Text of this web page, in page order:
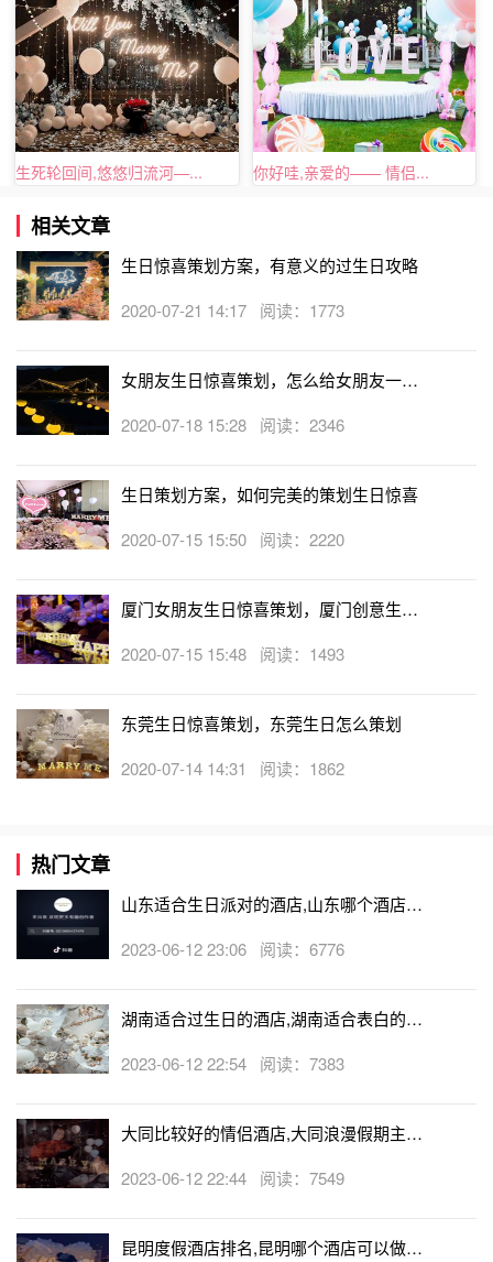
7️⃣淡奶油倒入无水无油的容器，用打蛋器大发，期间分 3次
加入糖粉
8️⃣烤好的戚风蛋糕用锯齿刀切 2-3层，水果切块（对芒果过
敏的宝宝可以换别的水果）
9️⃣夹层中涂奶油 +水果粒，表面装饰水果粒 +薄荷叶
自己吃大蛋糕～宝宝吃迷你小蛋糕～味道不比买的差哦～关
宝宝周岁百日宴灵感库 宝宝周岁照生日蛋糕晒一晒
日party生日礼物烘焙大神的蛋糕食谱 烘焙能手 烘焙 宝宝
生死轮回间,悠悠归流河—... 你好哇,亲爱的—— 情侣...
相关文章
生日惊喜策划方案，有意义的过生日攻略
2020-07-21 14:17 阅读：1773
女朋友生日惊喜策划，怎么给女朋友一个
2020-07-18 15:28 阅读：2346
生日策划方案，如何完美的策划生日惊喜
2020-07-15 15:50 阅读：2220
厦门女朋友生日惊喜策划，厦门创意生日
2020-07-15 15:48 阅读：1493
东莞生日惊喜策划，东莞生日怎么策划
2020-07-14 14:31 阅读：1862
热门文章
山东适合生日派对的酒店,山东哪个酒店有
2023-06-12 23:06 阅读：6776
湖南适合过生日的酒店,湖南适合表白的酒
2023-06-12 22:54 阅读：7383
大同比较好的情侣酒店,大同浪漫假期主题
2023-06-12 22:44 阅读：7549
昆明度假酒店排名,昆明哪个酒店可以做求